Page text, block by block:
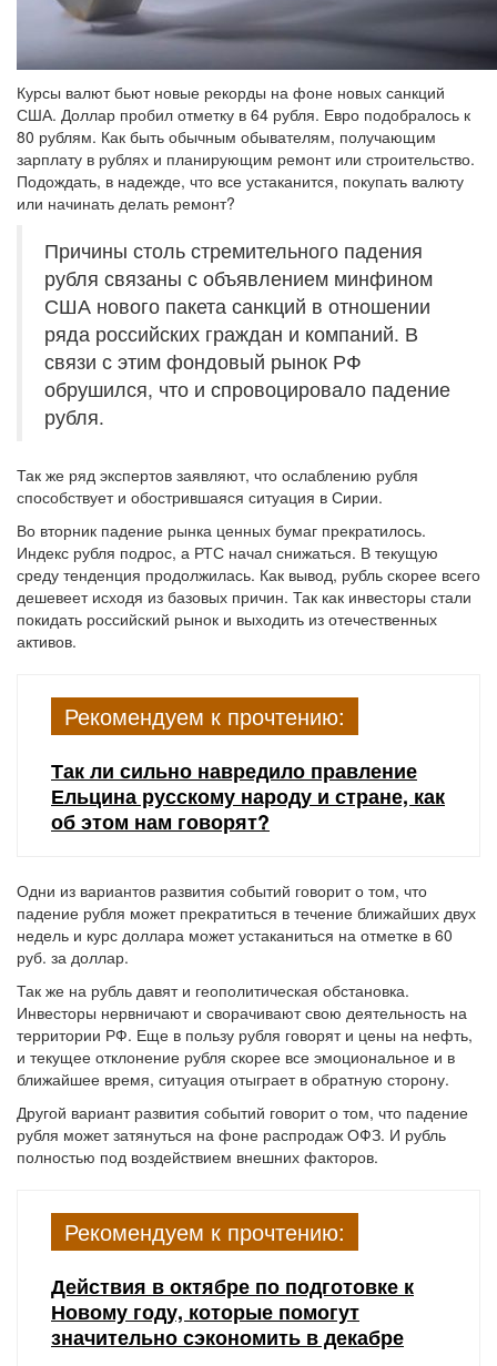
Курсы валют бьют новые рекорды на фоне новых санкций
США. Доллар пробил отметку в 64 рубля. Евро подобралось к
80 рублям. Как быть обычным обывателям, получающим
зарплату в рублях и планирующим ремонт или строительство.
Подождать, в надежде, что все устаканится, покупать валюту
или начинать делать ремонт?
Причины столь стремительного падения
рубля связаны с объявлением минфином
США нового пакета санкций в отношении
ряда российских граждан и компаний. В
связи с этим фондовый рынок РФ
обрушился, что и спровоцировало падение
рубля.
Так же ряд экспертов заявляют, что ослаблению рубля
способствует и обострившаяся ситуация в Сирии.
Во вторник падение рынка ценных бумаг прекратилось.
Индекс рубля подрос, а РТС начал снижаться. В текущую
среду тенденция продолжилась. Как вывод, рубль скорее всего
дешевеет исходя из базовых причин. Так как инвесторы стали
покидать российский рынок и выходить из отечественных
активов.
Рекомендуем к прочтению:
Так ли сильно навредило правление
Ельцина русскому народу и стране, как
об этом нам говорят?
Одни из вариантов развития событий говорит о том, что
падение рубля может прекратиться в течение ближайших двух
недель и курс доллара может устаканиться на отметке в 60
руб. за доллар.
Так же на рубль давят и геополитическая обстановка.
Инвесторы нервничают и сворачивают свою деятельность на
территории РФ. Еще в пользу рубля говорят и цены на нефть,
и текущее отклонение рубля скорее все эмоциональное и в
ближайшее время, ситуация отыграет в обратную сторону.
Другой вариант развития событий говорит о том, что падение
рубля может затянуться на фоне распродаж ОФЗ. И рубль
полностью под воздействием внешних факторов.
Рекомендуем к прочтению:
Действия в октябре по подготовке к
Новому году, которые помогут
значительно сэкономить в декабре